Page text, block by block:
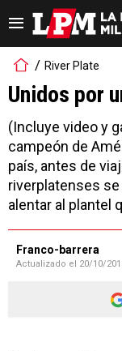
River Plate
Unidos por
(Incluye video y
campeón de
país, antes de
riverplatenses
alentar al plantel
Franco-barrera
Actualizado el 20/10/